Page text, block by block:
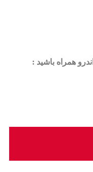
همراه باشید :